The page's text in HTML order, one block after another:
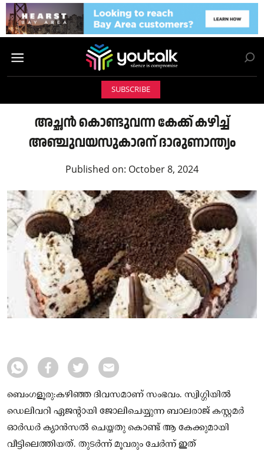
SUBSCRIBE
അച്ഛൻ കൊണ്ടുവന്ന കേക്ക് കഴിച്ച്‌
അഞ്ചുവയസുകാരന് ദാരുണാന്ത്യം
Published on: October 8, 2024
ബെംഗളൂരു:കഴിഞ്ഞ ദിവസമാണ് സംഭവം. സ്വിഗ്ഗിയിൽ
ഡെലിവറി ഏജന്റായി ജോലിചെയ്യുന്ന ബാലരാജ് കസ്റ്റമർ
ഓർഡർ ക്യാൻസൽ ചെയ്തതു കൊണ്ട് ആ കേക്കുമായി
വീട്ടിലെത്തിയത്. തുടർന്ന് മൂവരും ചേർന്ന് ഇത്